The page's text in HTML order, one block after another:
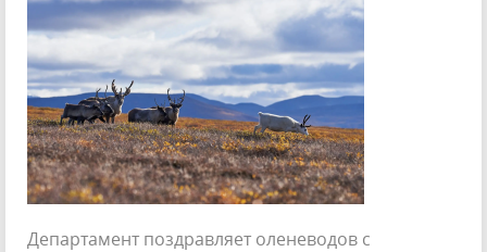
Департамент поздравляет оленеводов с